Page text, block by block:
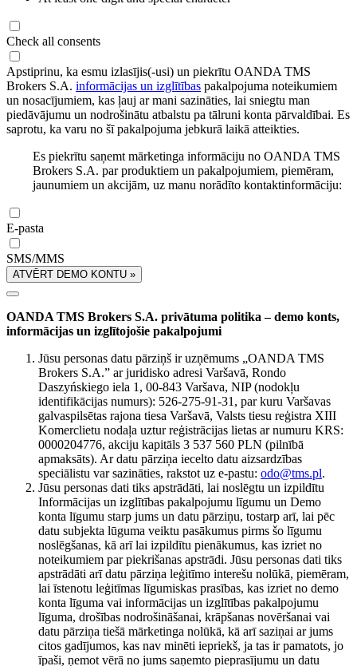
Check all consents
Apstiprinu, ka esmu izlasījis(-usi) un piekrītu OANDA TMS
Brokers S.A. informācijas un izglītības pakalpojuma noteikumiem
un nosacījumiem, kas ļauj ar mani sazināties, lai sniegtu man
piedāvājumu un nodrošinātu atbalstu pa tālruni konta pārvaldībai. Es
saprotu, ka varu no šī pakalpojuma jebkurā laikā atteikties.
Es piekrītu saņemt mārketinga informāciju no OANDA TMS
Brokers S.A. par produktiem un pakalpojumiem, piemēram,
jaunumiem un akcijām, uz manu norādīto kontaktinformāciju:
E-pasta
SMS/MMS
ATVĒRT DEMO KONTU »
OANDA TMS Brokers S.A. privātuma politika – demo konts,
informācijas un izglītojošie pakalpojumi
Jūsu personas datu pārziņš ir uzņēmums „OANDA TMS
Brokers S.A.” ar juridisko adresi Varšavā, Rondo
Daszyńskiego iela 1, 00-843 Varšava, NIP (nodokļu
identifikācijas numurs): 526-275-91-31, par kuru Varšavas
galvaspilsētas rajona tiesa Varšavā, Valsts tiesu reģistra XIII
Komerclietu nodaļa uztur reģistrācijas lietas ar numuru KRS:
0000204776, akciju kapitāls 3 537 560 PLN (pilnībā
apmaksāts). Ar datu pārziņa iecelto datu aizsardzības
speciālistu var sazināties, rakstot uz e-pastu: odo@tms.pl.
Jūsu personas dati tiks apstrādāti, lai noslēgtu un izpildītu
Informācijas un izglītības pakalpojumu līgumu un Demo
konta līgumu starp jums un datu pārziņu, tostarp arī, lai pēc
datu subjekta lūguma veiktu pasākumus pirms šo līgumu
noslēgšanas, kā arī lai izpildītu pienākumus, kas izriet no
noteikumiem par piekrišanas apstrādi. Jūsu personas dati tiks
apstrādāti arī datu pārziņa leģitīmo interešu nolūkā, piemēram,
lai īstenotu leģitīmas līgumiskas prasības, kas izriet no demo
konta līguma vai informācijas un izglītības pakalpojumu
līguma, drošības nodrošināšanai, krāpšanas novēršanai vai
datu pārziņa tiešā mārketinga nolūkā, kā arī saziņai ar jums
citos gadījumos, kas nav minēti iepriekš, ja tas ir pamatots, jo
īpaši, ņemot vērā no jums saņemto pieprasījumu un datu